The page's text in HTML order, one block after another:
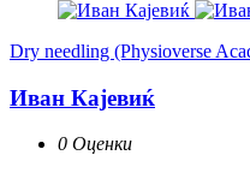
Dry needling (Physioverse
Иван Кајевиќ
0 Оценки